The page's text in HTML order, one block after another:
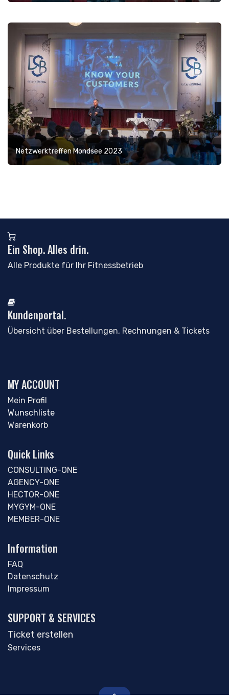
Netzwerktreffen Mondsee 2023
Ein Shop. Alles drin.
Alle Produkte für Ihr Fitnessbetrieb
Kundenportal.
Übersicht über Bestellungen, Rechnungen & Tickets
MY ACCOUNT
Mein Profil
Wunschliste
Warenkorb
Quick Links
CONSULTING-ONE
AGENCY-ONE
HECTOR-ONE
MYGYM-ONE
MEMBER-ONE
Information
FAQ
Datenschutz
Impressum
SUPPORT & SERVICES
Ticket erstellen
Services